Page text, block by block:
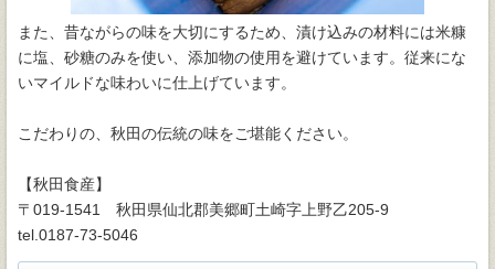
また、昔ながらの味を大切にするため、漬け込みの材料には米糠
に塩、砂糖のみを使い、添加物の使用を避けています。従来にな
いマイルドな味わいに仕上げています。
こだわりの、秋田の伝統の味をご堪能ください。
【秋田食産】
〒019-1541 秋田県仙北郡美郷町土崎字上野乙205-9
tel.0187-73-5046